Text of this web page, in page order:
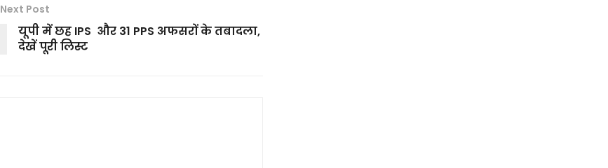
Next Post
यूपी में छह IPS और 31 PPS अफसरों के तबादला,
देखें पूरी लिस्ट